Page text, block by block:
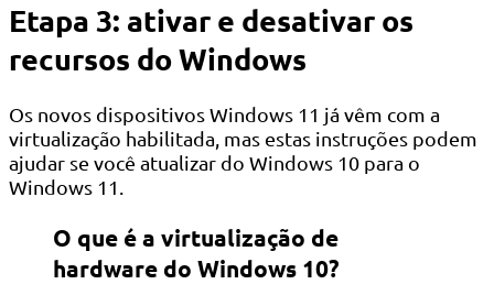
Etapa 3: ativar e desativar os
recursos do Windows
Os novos dispositivos Windows 11 já vêm com a
virtualização habilitada, mas estas instruções podem
ajudar se você atualizar do Windows 10 para o
Windows 11.
O que é a virtualização de
hardware do Windows 10?